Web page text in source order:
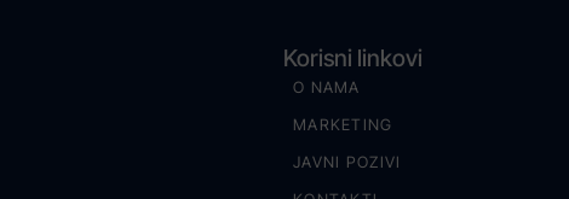
Korisni linkovi
O NAMA
MARKETING
JAVNI POZIVI